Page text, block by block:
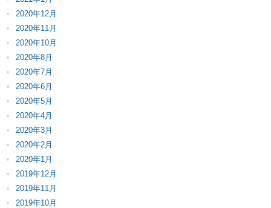
2020年12月
2020年11月
2020年10月
2020年8月
2020年7月
2020年6月
2020年5月
2020年4月
2020年3月
2020年2月
2020年1月
2019年12月
2019年11月
2019年10月